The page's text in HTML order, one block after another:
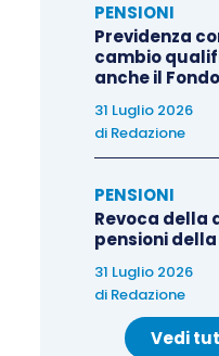
PENSIONI
Previdenza
cambio
anche il Fondo
31 Luglio 2026
di Redazione
PENSIONI
Revoca della
pensioni
31 Luglio 2026
di Redazione
Vedi